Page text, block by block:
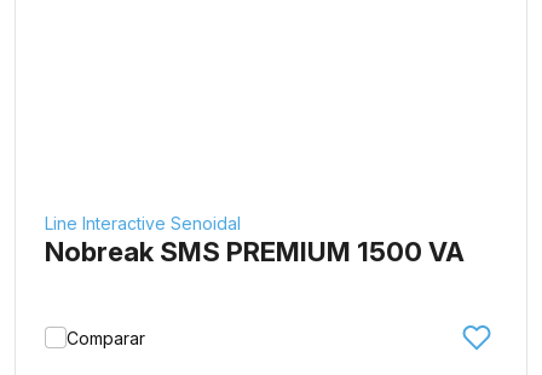
Line Interactive Senoidal
Nobreak SMS PREMIUM 1500 VA
Comparar